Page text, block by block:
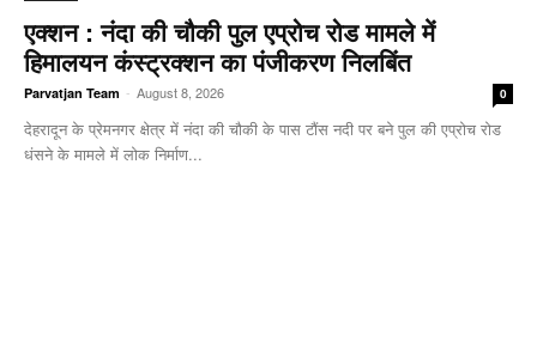
एक्शन : नंदा की चौकी पुल एप्रोच रोड मामले में
हिमालयन कंस्ट्रक्शन का पंजीकरण निलबिंत
Parvatjan Team - August 8, 2026 0
देहरादून के प्रेमनगर क्षेत्र में नंदा की चौकी के पास टौंस नदी पर बने पुल की एप्रोच रोड
धंसने के मामले में लोक निर्माण...